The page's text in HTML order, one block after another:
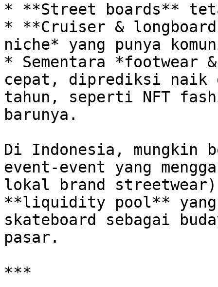
* **Street boards**
* **Cruiser &
niche* yang punya
* Sementara *footwear
cepat, diprediksi naik
tahun, seperti NFT
barunya.
Di Indonesia, mungkin
event-event yang
lokal brand streetwear)
**liquidity pool** yang
skateboard sebagai
pasar.
***